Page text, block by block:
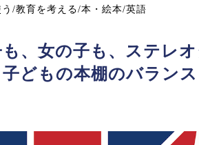
/教育を考える/本・絵本/英語
も、女の子も、ステレ
どもの本棚のバラン